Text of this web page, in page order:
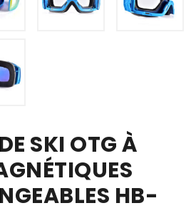
SKI OTG À
HB-